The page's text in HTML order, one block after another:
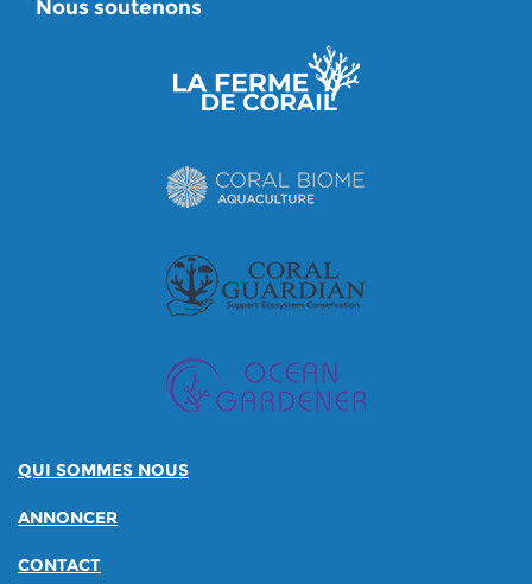
Nous soutenons
QUI SOMMES NOUS
ANNONCER
CONTACT